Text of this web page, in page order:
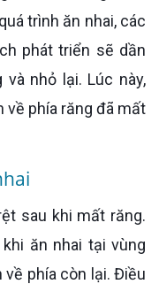
trình ăn nhai, các
phát triển sẽ dần
nhỏ lại. Lúc này,
về phía răng đã mất
ăn nhai tại vùng
phía còn lại. Điều